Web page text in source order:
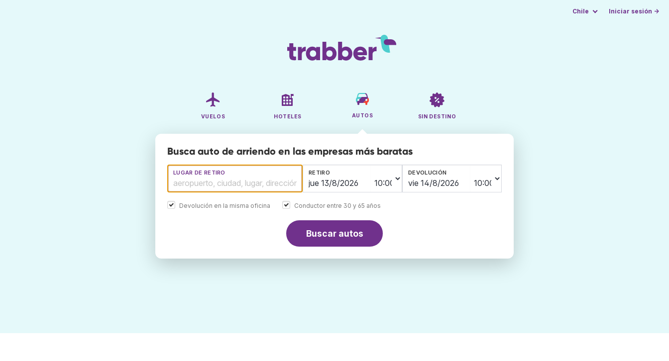
Chile Iniciar sesión →
VUELOS HOTELES AUTOS SIN DESTINO
Busca auto de arriendo en las empresas más baratas
LUGAR DE RETIRO RETIRO DEVOLUCIÓN
Devolución en la misma oficina Conductor entre 30 y 65 años
Buscar autos